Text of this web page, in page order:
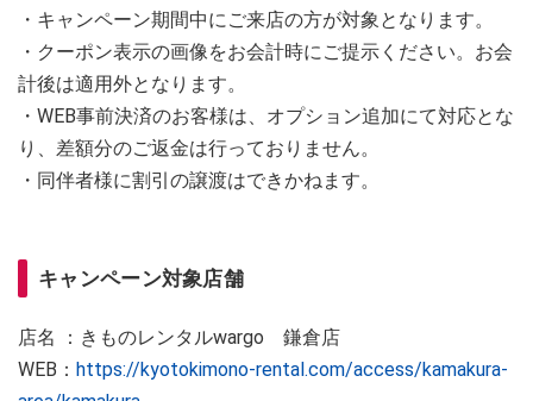
・キャンペーン期間中にご来店の方が対象となります。
・クーポン表示の画像をお会計時にご提示ください。お会
計後は適用外となります。
・WEB事前決済のお客様は、オプション追加にて対応とな
り、差額分のご返金は行っておりません。
・同伴者様に割引の譲渡はできかねます。
キャンペーン対象店舗
店名 ：きものレンタルwargo 鎌倉店
WEB： https://kyotokimono-rental.com/access/kamakura-